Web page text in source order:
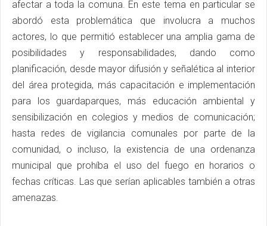
afectar a toda la comuna. En este tema en particular se
abordó esta problemática que involucra a muchos
actores, lo que permitió establecer una amplia gama de
posibilidades y responsabilidades, dando como
planificación, desde mayor difusión y señalética al interior
del área protegida, más capacitación e implementación
para los guardaparques, más educación ambiental y
sensibilización en colegios y medios de comunicación;
hasta redes de vigilancia comunales por parte de la
comunidad, o incluso, la existencia de una ordenanza
municipal que prohíba el uso del fuego en horarios o
fechas críticas. Las que serían aplicables también a otras
amenazas.